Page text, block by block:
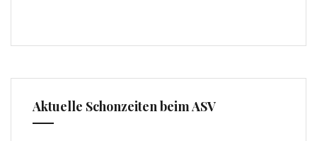
Aktuelle Schonzeiten beim ASV